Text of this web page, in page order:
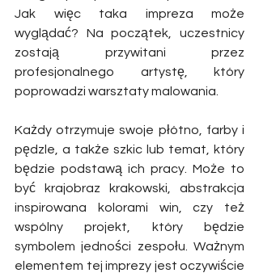
Jak więc taka impreza może
wyglądać? Na początek, uczestnicy
zostają przywitani przez
profesjonalnego artystę, który
poprowadzi warsztaty malowania.
Każdy otrzymuje swoje płótno, farby i
pędzle, a także szkic lub temat, który
będzie podstawą ich pracy. Może to
być krajobraz krakowski, abstrakcja
inspirowana kolorami win, czy też
wspólny projekt, który będzie
symbolem jedności zespołu. Ważnym
elementem tej imprezy jest oczywiście